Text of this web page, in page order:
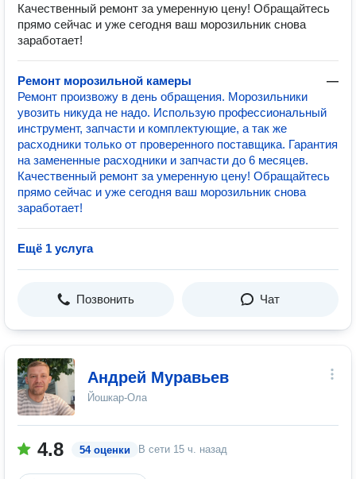
Качественный ремонт за умеренную цену! Обращайтесь
прямо сейчас и уже сегодня ваш морозильник снова
заработает!
Ремонт морозильной камеры
—
Ремонт произвожу в день обращения. Морозильники
увозить никуда не надо. Использую профессиональный
инструмент, запчасти и комплектующие, а так же
расходники только от проверенного поставщика. Гарантия
на замененные расходники и запчасти до 6 месяцев.
Качественный ремонт за умеренную цену! Обращайтесь
прямо сейчас и уже сегодня ваш морозильник снова
заработает!
Ещё 1 услуга
Позвонить Чат
Андрей Муравьев
Йошкар-Ола
4.8 54 оценки В сети 15 ч. назад